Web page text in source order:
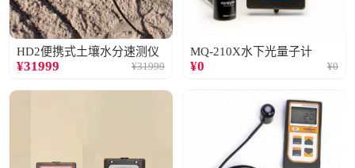
HD2便携式土壤水分速测仪
¥31999 ¥31999
MQ-210X水下光量子计
¥0 ¥0